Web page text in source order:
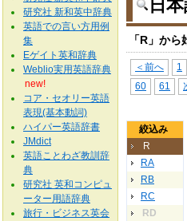
日
「R」か
＜前へ 1
60 61
絞込み
R
RA
RB
RC
RD
研究社 新和英中辞典
英語での言い方用例
集
Eゲイト英和辞典
Weblio実用英語辞典
new!
コア・セオリー英語
表現(基本動詞)
ハイパー英語辞書
JMdict
英語ことわざ教訓辞
典
研究社 英和コンピュ
ーター用語辞典
旅行・ビジネス英会